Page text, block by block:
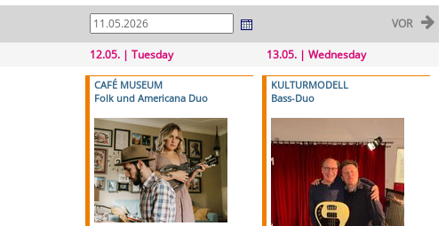
VOR
12.05. | Tuesday
CAFÉ MUSEUM
Folk und Americana Duo
13.05. | Wednesday
KULTURMODELL
Bass-Duo